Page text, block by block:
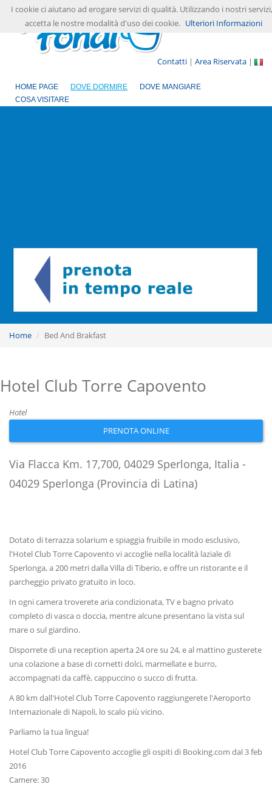
Contatti | Area Riservata |
HOME PAGE DOVE DORMIRE
DOVE MANGIARE
COSA VISITARE
Home Bed And Brakfast
Hotel Club Torre Capovento
Hotel
PRENOTA ONLINE
Via Flacca Km. 17,700, 04029 Sperlonga, Italia -
04029 Sperlonga (Provincia di Latina)
Dotato di terrazza solarium e spiaggia fruibile in modo esclusivo,
l'Hotel Club Torre Capovento vi accoglie nella località laziale di
Sperlonga, a 200 metri dalla Villa di Tiberio, e offre un ristorante e il
parcheggio privato gratuito in loco.
In ogni camera troverete aria condizionata, TV e bagno privato
completo di vasca o doccia, mentre alcune presentano la vista sul
mare o sul giardino.
Disporrete di una reception aperta 24 ore su 24, e al mattino gusterete
una colazione a base di cornetti dolci, marmellate e burro,
accompagnati da caffè, cappuccino o succo di frutta.
A 80 km dall'Hotel Club Torre Capovento raggiungerete l'Aeroporto
Internazionale di Napoli, lo scalo più vicino.
Parliamo la tua lingua!
Hotel Club Torre Capovento accoglie gli ospiti di Booking.com dal 3 feb
2016
Camere: 30
I cookie ci aiutano ad erogare servizi di qualità. Utilizzando i nostri
accetta le nostre modalità d'uso dei cookie. Ulteriori Informazioni